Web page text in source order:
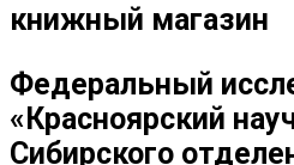
книжный магазин
Федеральный
«Красноярский
Сибирского